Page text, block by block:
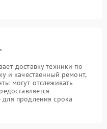
доставку техники по
и качественный ремонт,
могут отслеживать
для продления срока